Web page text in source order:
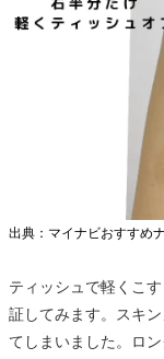
出典：マイナビおすすめ
ティッシュで軽くこ
証してみます。スキ
てしまいました。ロ